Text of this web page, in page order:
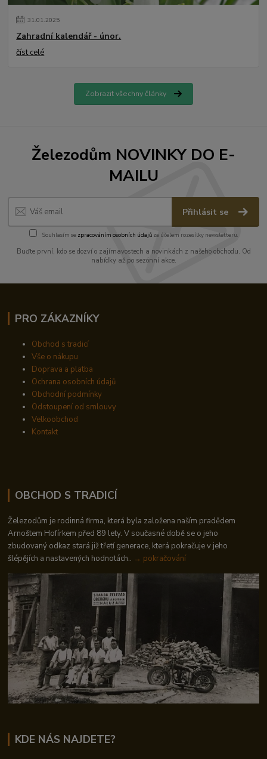
31.01.2025
Zahradní kalendář - únor.
číst celé
Zobrazit všechny články
Železodům NOVINKY DO E-
MAILU
Přihlásit se
Souhlasím se zpracováním osobních údajůza účelem rozesílky newsletteru.
Buďte první, kdo se dozví o zajímavostech a novinkách z našeho obchodu. Od
nabídky až po sezónní akce.
PRO ZÁKAZNÍKY
Obchod s tradicí
Vše o nákupu
Doprava a platba
Ochrana osobních údajů
Obchodní podmínky
Odstoupení od smlouvy
Velkoobchod
Kontakt
OBCHOD S TRADICÍ
Železodům je rodinná firma, která byla založena naším pradědem
Arnoštem Hofírkem před 89 lety. V současné době se o jeho
zbudovaný odkaz stará již třetí generace, která pokračuje v jeho
šlépějích a nastavených hodnotách.. → pokračování
KDE NÁS NAJDETE?